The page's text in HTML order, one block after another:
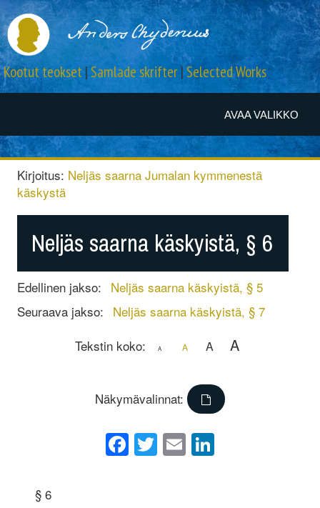
AVAA VALIKKO
Kootut teokset|Samlade skrifter|Selected Works
Kirjoitus: Neljäs saarna Jumalan kymmenestä
käskystä
Neljäs saarna käskyistä, § 6
Edellinen jakso: Neljäs saarna käskyistä, § 5
Seuraava jakso: Neljäs saarna käskyistä, § 7
Tekstin koko:
A A A A
Näkymävalinnat:
Facebook
Twitter
Email
§ 6